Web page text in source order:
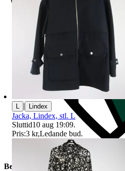
Beskrivning
| Lindex
Jacka, Lindex, stl. L
Sluttid10 aug 19:09.
Pris:3 kr,Ledande bud.